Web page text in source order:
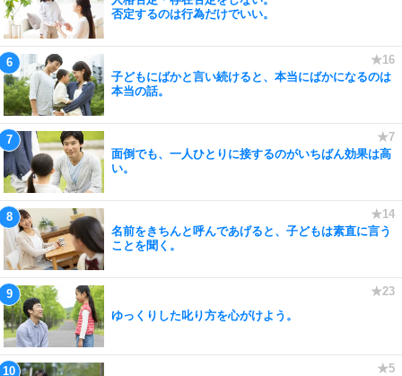
否定するのは行為だけでいい。
子どもにばかと言い続けると、本当にばかになるのは
本当の話。
面倒でも、一人ひとりに接するのがいちばん効果は高
い。
名前をきちんと呼んであげると、子どもは素直に言う
ことを聞く。
ゆっくりした叱り方を心がけよう。